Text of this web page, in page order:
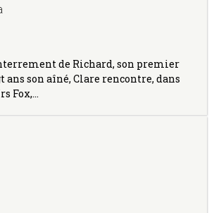
de Richard, son premier
ans son aîné, Clare rencontre, dans
Fox,…